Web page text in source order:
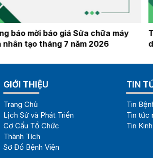
báo mời báo giá Sửa chữa, bảo
máy phát điện 330 KVA
GIỚI THIỆU
Trang Chủ
Lịch Sử và Phát Triển
Cơ Cấu Tổ Chức
Thành Tích
Sơ Đồ Bệnh Viện
TIN
Tin
Tin tức
Tin